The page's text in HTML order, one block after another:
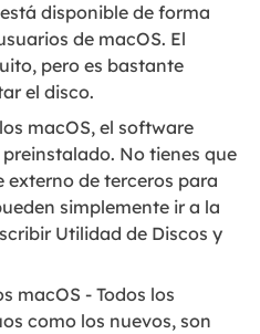
disponible de forma
de macOS. El
pero es bastante
el disco.
macOS, el software
No tienes que
de terceros para
simplemente ir a la
Utilidad de Discos y
macOS - Todos los
como los nuevos, son